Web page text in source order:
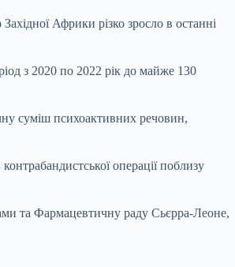
Африки різко зросло в останні
з 2020 по 2022 рік до майже 130
суміш психоактивних речовин,
операції поблизу
та Фармацевтичну раду Сьєрра-Леоне,